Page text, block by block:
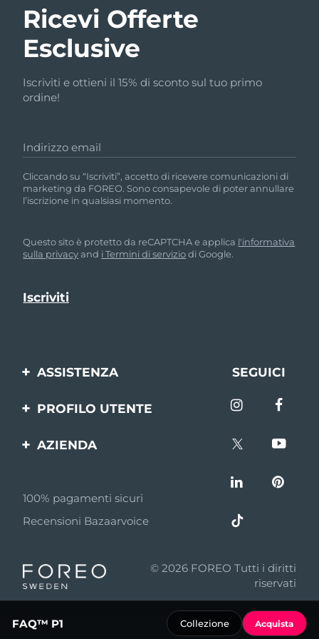
Ricevi Offerte
Esclusive
Iscriviti e ottieni il 15% di sconto sul tuo primo
ordine!
Indirizzo email
Cliccando su “Iscriviti”, accetto di ricevere comunicazioni di
marketing da FOREO. Sono consapevole di poter annullare
l’iscrizione in qualsiasi momento.
Questo sito è protetto da reCAPTCHA e applica l'informativa
sulla privacyand i Termini di serviziodi Google.
ASSISTENZA
Contattaci
batteria
SEGUICI
PROFILO UTENTE
prodotto
AZIENDA
Affiliazione
Notizie di affiliazione
Rivenditori
100% pagamenti sicuri
Recensioni Bazaarvoice
© 2026 FOREO Tutti i diritti
riservati
FAQ™ P1 Collezione Acquista